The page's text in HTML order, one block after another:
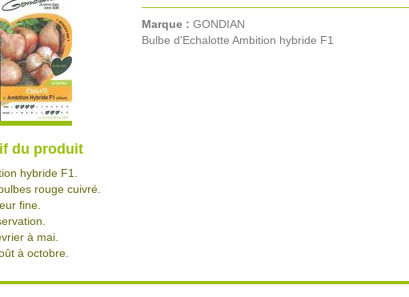
Marque : GONDIAN
Bulbe d'Echalotte Ambition hybride F1
du produit
hybride F1.
rouge cuivré.
fine.
à mai.
à octobre.